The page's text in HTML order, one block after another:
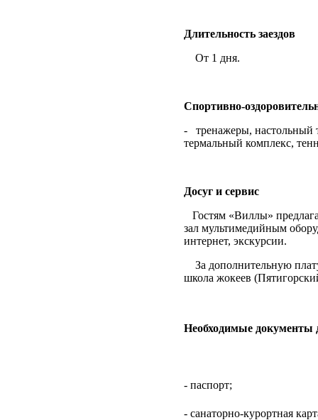
Длительность заездов
От 1 дня.
Спортивно-
-
тренажеры,
термальный комплекс,
Досуг и сервис
Гостям «Виллы»
зал мультимедийным
интернет, экскурсии.
За дополнительную
школа жокеев
Необходимые документы
- паспорт;
- санаторно-курортная